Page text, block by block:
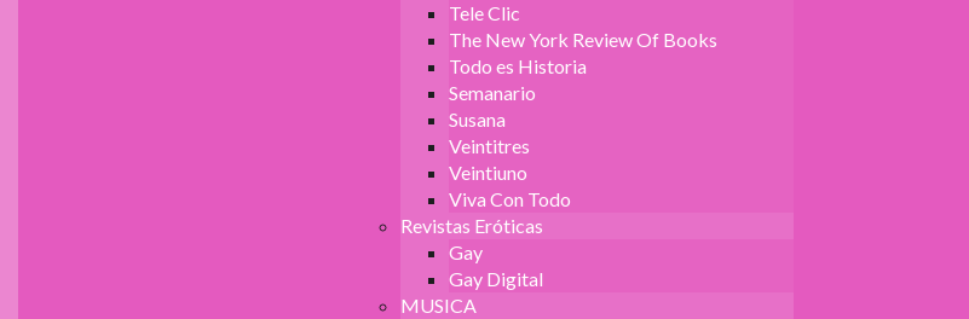
Tele Clic
The New York Review Of Books
Todo es Historia
Semanario
Susana
Veintitres
Veintiuno
Viva Con Todo
Revistas Eróticas
Gay
Gay Digital
MUSICA